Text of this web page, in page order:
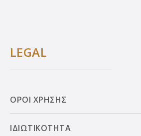
LEGAL
ΟΡΟΙ ΧΡΗΣΗΣ
ΙΔΙΩΤΙΚΟΤΗΤΑ